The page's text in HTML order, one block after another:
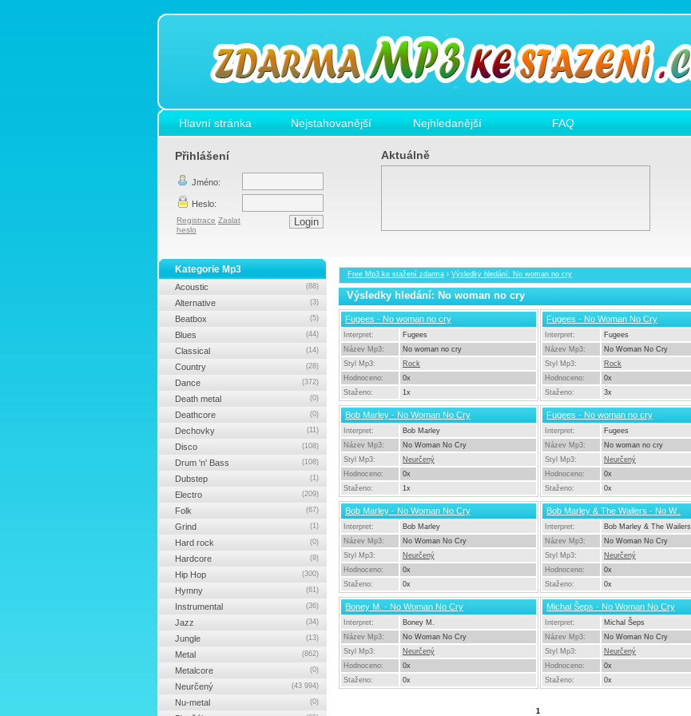
Hlavní stránka Nejstahovanější Nejhledanější FAQ
Přihlášení
Jméno:
Heslo:
Registrace Zaslat
heslo
Aktuálně
Free Mp3 ke stažení zdarma › Výsledky hledání: No woman no cry
Výsledky hledání: No woman no cry
Fugees - No woman no cry
Interpret:
Fugees
Název Mp3:
No woman no cry
Styl Mp3:
Rock
Hodnoceno:
0x
Staženo:
1x
Fugees - No Woman No Cry
Interpret:
Fugees
Název Mp3:
No Woman No Cry
Styl Mp3:
Rock
Hodnoceno:
0x
Staženo:
3x
Bob Marley - No Woman No Cry
Interpret:
Bob Marley
Název Mp3:
No Woman No Cry
Styl Mp3:
Neurčený
Hodnoceno:
0x
Staženo:
1x
Fugees - No woman no cry
Interpret:
Fugees
Název Mp3:
No woman no cry
Styl Mp3:
Neurčený
Hodnoceno:
0x
Staženo:
0x
Bob Marley - No Woman No Cry
Interpret:
Bob Marley
Název Mp3:
No Woman No Cry
Styl Mp3:
Neurčený
Hodnoceno:
0x
Staženo:
0x
Bob Marley & The Wailers - No W..
Interpret:
Bob Marley & The Wailers
Název Mp3:
No Woman No Cry
Styl Mp3:
Neurčený
Hodnoceno:
0x
Staženo:
0x
Boney M. - No Woman No Cry
Interpret:
Boney M.
Název Mp3:
No Woman No Cry
Styl Mp3:
Neurčený
Hodnoceno:
0x
Staženo:
0x
Michal Šeps - No Woman No Cry
Interpret:
Michal Šeps
Název Mp3:
No Woman No Cry
Styl Mp3:
Neurčený
Hodnoceno:
0x
Staženo:
0x
1
Kategorie Mp3
Acoustic (88)
Alternative (3)
Beatbox (5)
Blues (44)
Classical (14)
Country (28)
Dance (372)
Death metal (0)
Deathcore (0)
Dechovky (11)
Disco (108)
Drum 'n' Bass (108)
Dubstep (1)
Electro (209)
Folk (67)
Grind (1)
Hard rock (0)
Hardcore (9)
Hip Hop (300)
Hymny (61)
Instrumental (36)
Jazz (34)
Jungle (13)
Metal (862)
Metalcore (0)
Neurčený (43 994)
Nu-metal (0)